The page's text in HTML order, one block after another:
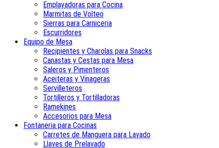
Emplayadoras para Cocina
Marmitas de Volteo
Sierras para Carniceria
Escurridores
Equipo de Mesa
Recipientes y Charolas para Snacks
Canastas y Cestas para Mesa
Saleros y Pimenteros
Aceiteras y Vinageras
Servilleteros
Tortilleros y Tortilladoras
Ramekines
Accesorios para Mesa
Fontaneria para Cocinas
Carretes de Manguera para Lavado
Llaves de Prelavado